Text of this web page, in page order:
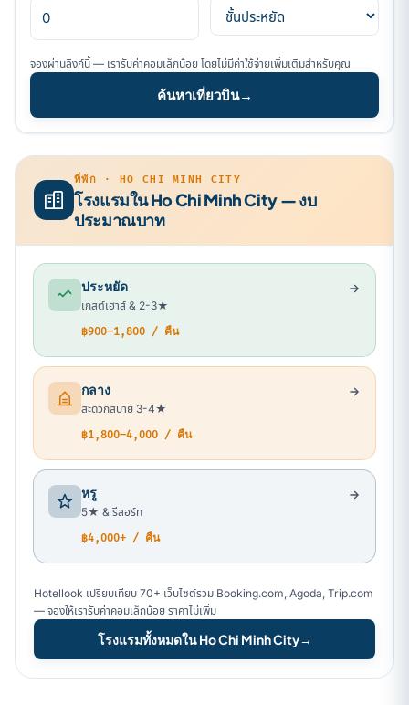
จองผ่านลิงก์นี้ — เรารับค่าคอมเล็กน้อย โดยไม่มีค่าใช้จ่ายเพิ่มเติมสำหรับคุณ
ค้นหาเที่ยวบิน→
ที่พัก · HO CHI MINH CITY
โรงแรมใน Ho Chi Minh City — งบ
ประมาณบาท
ประหยัด
เกสต์เฮาส์ & 2-3★
฿900–1,800 / คืน
กลาง
สะดวกสบาย 3-4★
฿1,800–4,000 / คืน
หรู
5★ & รีสอร์ท
฿4,000+ / คืน
Hotellook เปรียบเทียบ 70+ เว็บไซต์รวม Booking.com, Agoda, Trip.com
— จองให้เรารับค่าคอมเล็กน้อย ราคาไม่เพิ่ม
โรงแรมทั้งหมดใน Ho Chi Minh City→